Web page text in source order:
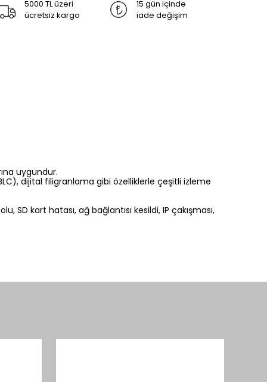
5000 TL üzeri
ücretsiz kargo
15 gün içinde
iade değişim
uygundur.
dijital filigranlama gibi özelliklerle çeşitli izleme
kart hatası, ağ bağlantısı kesildi, IP çakışması,